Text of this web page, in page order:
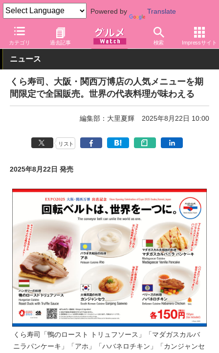
Powered by Translate
カテゴリ 過去記事 検索 Impressサイト
グルメ Watch 店舗 くら寿司
ニュース
くら寿司、大阪・関西万博店の人気メニューを期
間限定で全国販売。世界の代表料理が味わえる
編集部：大里夏輝 2025年8月22日 10:00
リスト
2025年8月22日 発売
くら寿司「鴨のロースト トリュフソース」「マダガスカルバ
ニラパンケーキ」「アホ」「ハバネロチキン」「カンジャンセ